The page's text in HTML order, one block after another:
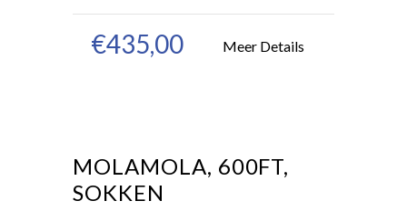
€435,00 Meer Details
MOLAMOLA, 600FT,
SOKKEN